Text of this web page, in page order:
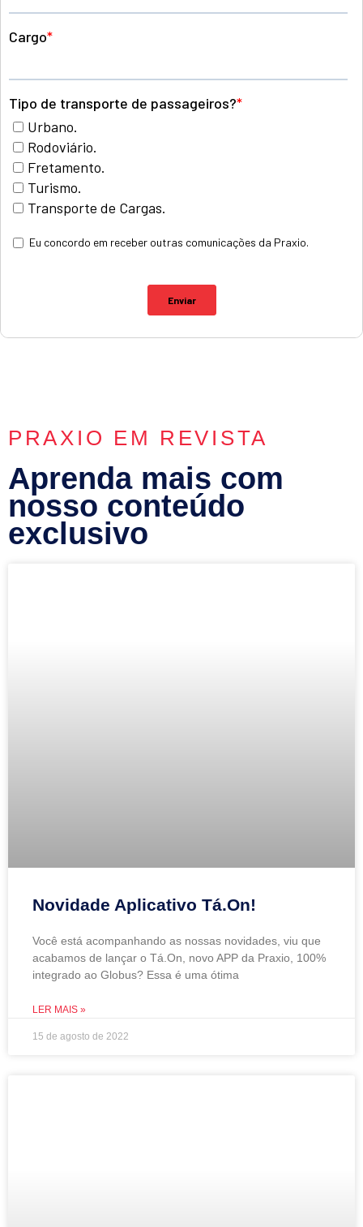
PRAXIO EM REVISTA
Aprenda mais com
nosso conteúdo
exclusivo
Novidade Aplicativo Tá.On!
Você está acompanhando as nossas novidades, viu que
acabamos de lançar o Tá.On, novo APP da Praxio, 100%
integrado ao Globus? Essa é uma ótima
LER MAIS »
15 de agosto de 2022